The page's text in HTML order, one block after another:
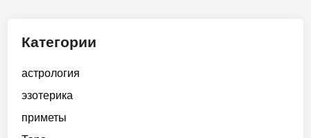
Категории
астрология
эзотерика
приметы